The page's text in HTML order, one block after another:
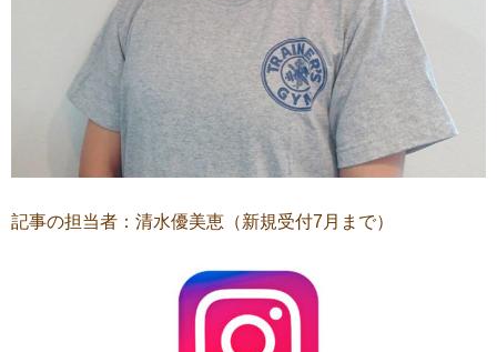
記事の担当者：清水優美恵（新規受付7月まで）